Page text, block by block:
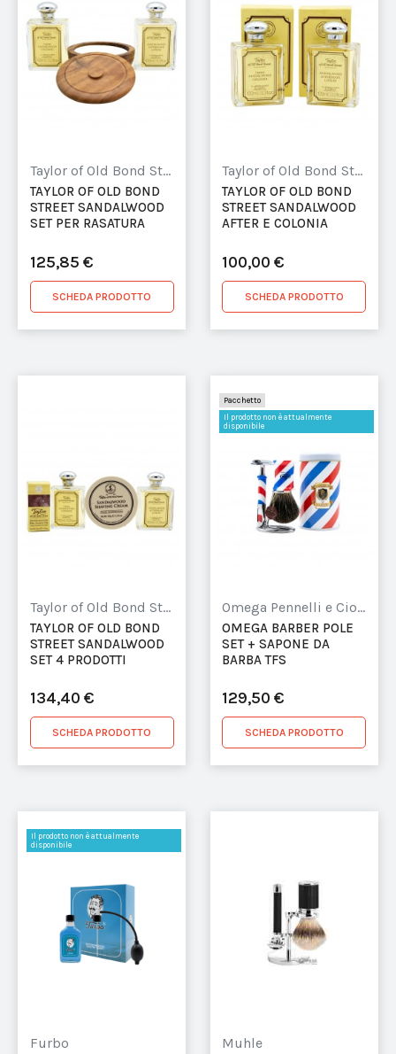
Taylor of Old Bond Street
TAYLOR OF OLD BOND
STREET SANDALWOOD
SET PER RASATURA
125,85 €
SCHEDA PRODOTTO
Taylor of Old Bond Street
TAYLOR OF OLD BOND
STREET SANDALWOOD
AFTER E COLONIA
100,00 €
SCHEDA PRODOTTO
Taylor of Old Bond Street
TAYLOR OF OLD BOND
STREET SANDALWOOD
SET 4 PRODOTTI
134,40 €
SCHEDA PRODOTTO
Pacchetto
Il prodotto non è attualmente
disponibile
Omega Pennelli e Ciotole da Barba
OMEGA BARBER POLE
SET + SAPONE DA
BARBA TFS
129,50 €
SCHEDA PRODOTTO
Il prodotto non è attualmente
disponibile
Furbo Muhle